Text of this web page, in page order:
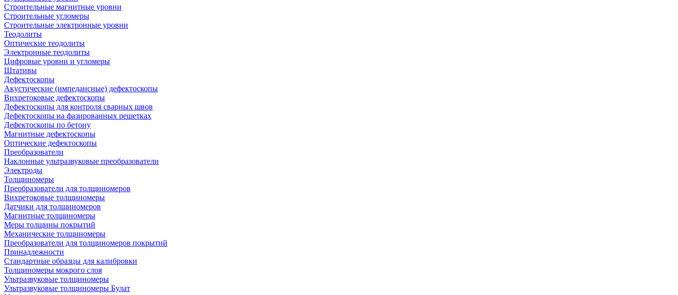
Строительные магнитные уровни
Строительные угломеры
Строительные электронные уровни
Теодолиты
Оптические теодолиты
Электронные теодолиты
Цифровые уровни и угломеры
Штативы
Дефектоскопы
Акустические (импедансные) дефектоскопы
Вихретоковые дефектоскопы
Дефектоскопы для контроля сварных швов
Дефектоскопы на фазированных решетках
Дефектоскопы по бетону
Магнитные дефектоскопы
Оптические дефектоскопы
Преобразователи
Наклонные ультразвуковые преобразователи
Электроды
Толщиномеры
Преобразователи для толщиномеров
Вихретоковые толщиномеры
Датчики для толщиномеров
Магнитные толщиномеры
Меры толщины покрытий
Механические толщиномеры
Преобразователи для толщиномеров покрытий
Принадлежности
Стандартные образцы для калибровки
Толщиномеры мокрого слоя
Ультразвуковые толщиномеры
Ультразвуковые толщиномеры Булат